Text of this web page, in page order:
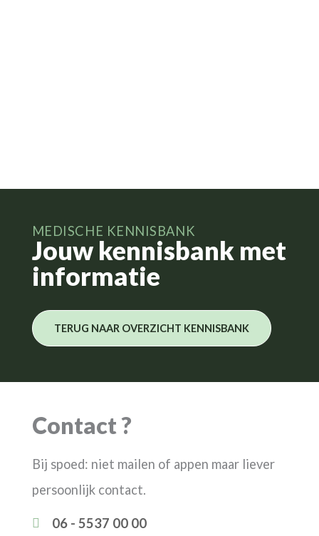
MEDISCHE KENNISBANK
Jouw kennisbank met
informatie
TERUG NAAR OVERZICHT KENNISBANK
Contact ?
Bij spoed: niet mailen of appen maar liever
persoonlijk contact.
06 - 5537 00 00